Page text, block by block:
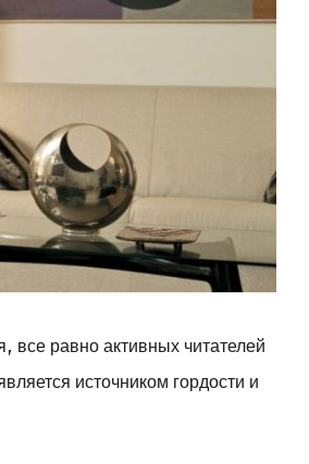
все равно активных читателей
источником гордости и